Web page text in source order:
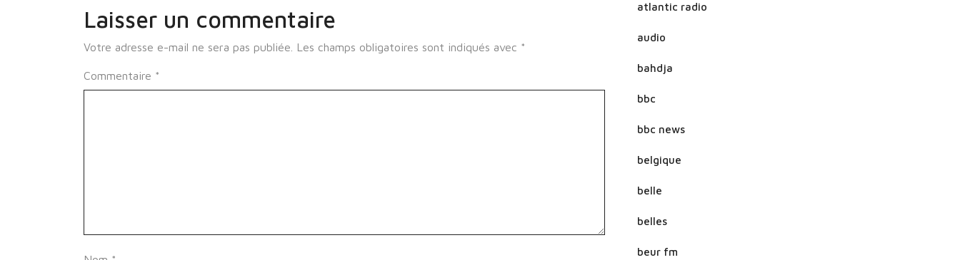
Laisser un commentaire
Votre adresse e-mail ne sera pas publiée. Les champs obligatoires sont indiqués avec *
Commentaire *
atlantic radio
audio
bahdja
bbc
bbc news
belgique
belle
belles
beur fm